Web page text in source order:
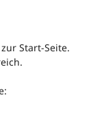
Start-Seite.